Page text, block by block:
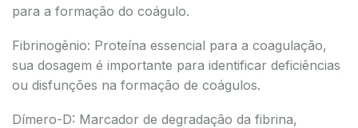
para a formação do coágulo.
Fibrinogênio: Proteína essencial para a coagulação,
sua dosagem é importante para identificar deficiências
ou disfunções na formação de coágulos.
Dímero-D: Marcador de degradação da fibrina,